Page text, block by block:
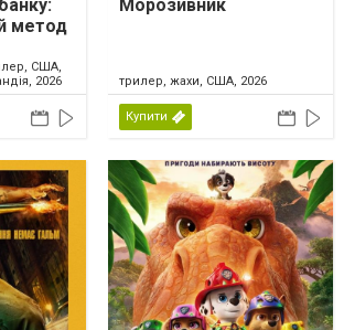
метод
США,
2026
Морозивник
трилер, жахи, США, 2026
Купити